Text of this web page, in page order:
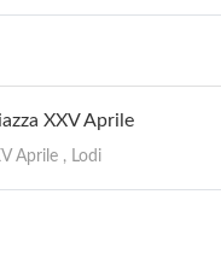
XXV Aprile
Aprile , Lodi